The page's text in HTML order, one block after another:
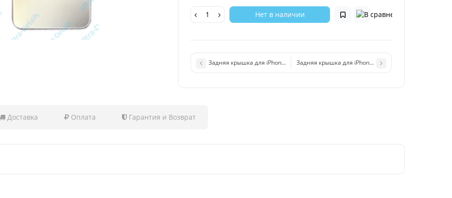
Нет в наличии
Задняя крышка для iPhone 11 Pro Max (стекло) белыйЗадняя крышка для iPhone 11 Pro Max (стекло)
Доставка Оплата Гарантия и Возврат